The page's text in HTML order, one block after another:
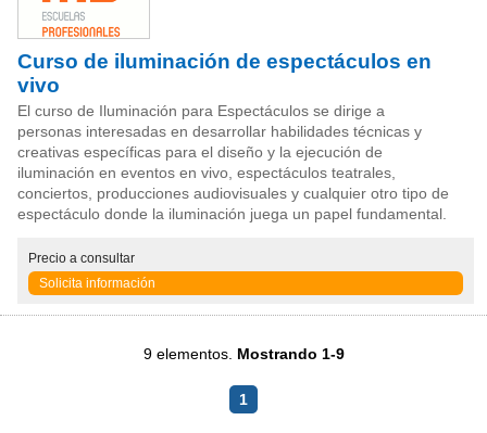
Curso de iluminación de espectáculos en
vivo
El curso de Iluminación para Espectáculos se dirige a
personas interesadas en desarrollar habilidades técnicas y
creativas específicas para el diseño y la ejecución de
iluminación en eventos en vivo, espectáculos teatrales,
conciertos, producciones audiovisuales y cualquier otro tipo de
espectáculo donde la iluminación juega un papel fundamental.
Precio a consultar
Solicita información
9 elementos. Mostrando 1-9
1